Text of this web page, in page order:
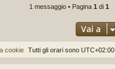
1 messaggio • Pagina 1 di 1
Vai a
Tutti gli orari sono UTC+02:00
cookie